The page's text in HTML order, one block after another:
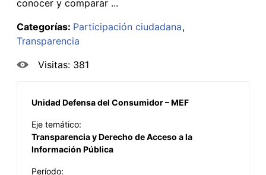
conocer y comparar ...
Categorías: Participación ciudadana
Transparencia
Visitas: 381
Unidad Defensa del Consumidor – MEF
Eje temático:
Transparencia y Derecho de Acceso a la
Información Pública
Período: